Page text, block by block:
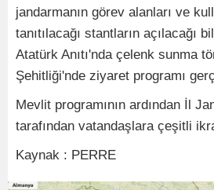
jandarmanın görev alanları ve
tanıtılacağı stantların açılacağı
Atatürk Anıtı'nda çelenk sunma
Şehitliği'nde ziyaret programı
Mevlit programının ardından İl
tarafından vatandaşlara çeşitli
Kaynak : PERRE